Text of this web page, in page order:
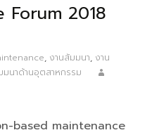
Forum 2018
, งานสัมมนา, งาน
มนาด้านอุตสาหกรรม
based maintenance